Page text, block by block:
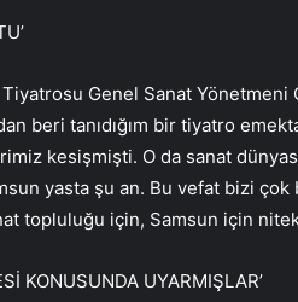
Tiyatrosu Genel Sanat
beri tanıdığım bir tiyatro
kesişmişti. O da sanat
yasta şu an. Bu vefat bizi
topluluğu için, Samsun için
KONUSUNDA UYARMIŞLAR’